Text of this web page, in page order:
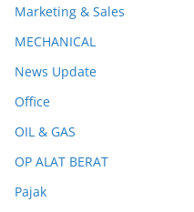
Marketing & Sales
MECHANICAL
News Update
Office
OIL & GAS
OP ALAT BERAT
Pajak